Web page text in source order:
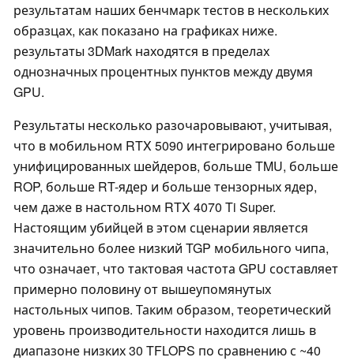
результатам наших бенчмарк тестов в нескольких
образцах, как показано на графиках ниже.
результаты 3DMark находятся в пределах
однозначных процентных пунктов между двумя
GPU.
Результаты несколько разочаровывают, учитывая,
что в мобильном RTX 5090 интегрировано больше
унифицированных шейдеров, больше TMU, больше
ROP, больше RT-ядер и больше тензорных ядер,
чем даже в настольном RTX 4070 Ti Super.
Настоящим убийцей в этом сценарии является
значительно более низкий TGP мобильного чипа,
что означает, что тактовая частота GPU составляет
примерно половину от вышеупомянутых
настольных чипов. Таким образом, теоретический
уровень производительности находится лишь в
диапазоне низких 30 TFLOPS по сравнению с ~40